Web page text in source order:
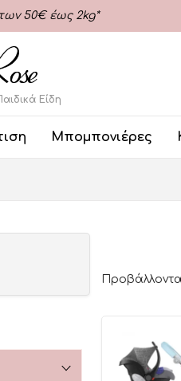
50€ έως 2kg*
Είδη
Μπομπονιέρες